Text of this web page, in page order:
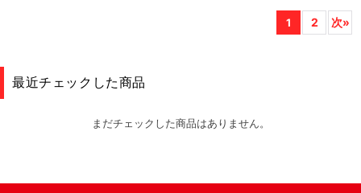
1 2 次»
最近チェックした商品
まだチェックした商品はありません。